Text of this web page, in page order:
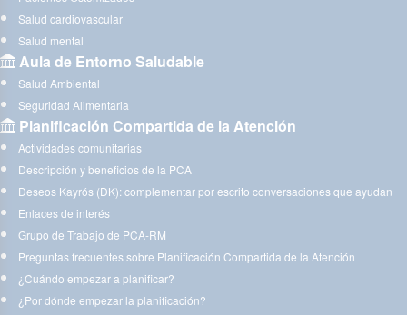
Salud cardiovascular
Salud mental
Aula de Entorno Saludable
Salud Ambiental
Seguridad Alimentaria
Planificación Compartida de la Atención
Actividades comunitarias
Descripción y beneficios de la PCA
Deseos Kayrós (DK): complementar por escrito conversaciones que ayudan
Enlaces de interés
Grupo de Trabajo de PCA-RM
Preguntas frecuentes sobre Planificación Compartida de la Atención
¿Cuándo empezar a planificar?
¿Por dónde empezar la planificación?